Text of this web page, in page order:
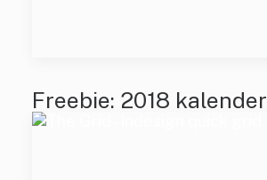
Freebie: 2018 kalender